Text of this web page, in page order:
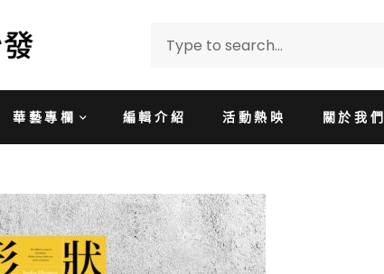
華藝專欄 編輯介紹 活動熱映 關於我們